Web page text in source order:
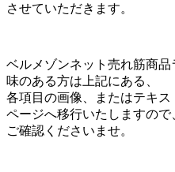
させていただきます。
ベルメゾンネット売れ筋商
味のある方は上記にある、
各項目の画像、またはテキ
ページへ移行いたしますので
ご確認くださいませ。